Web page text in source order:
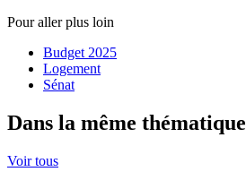
Pour aller plus loin
Budget 2025
Logement
Sénat
Dans la même thématique
Voir tous